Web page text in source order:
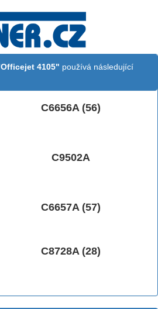
4105" používá následující
C6656A (56)
C9502A
C6657A (57)
C8728A (28)